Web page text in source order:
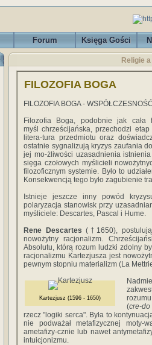
Forum Księga Gości
Religie
FILOZOFIA BOGA
FILOZOFIA BOGA -
Filozofia Boga, podobnie jak cała
myśl chrześcijańska, przechodzi
litera-tura przedmiotu oraz
ostatnie sygnali­zują kryzys zaufania
jej mo-żliwości uzasadnienia
sięga czołowych myślicieli
filozoficznym systemie. Było to
Konsekwencją tego było zagubienie
Istnieje jeszcze inny powód
polaryzacja stanowisk przy
myśliciele: Descartes, Pascal i Hume.
Rene Descartes (†1650),
nowożytny ra­cjonalizm.
Absolutu, którą rozum ludzki zdolny
racjonalizmu Kartezjusza jest
pewnym stopniu materializm (La
Kartezjusz (1596 - 1650)
(cre-
rzecz "logi­ki serca". Była to
nie podważał metafizycznej moty-
ametafizy-cznie lub nawet
intuicjonizmu.